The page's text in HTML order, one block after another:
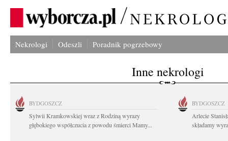
Nekrologi Odeszli Poradnik pogrzebowy
Inne nekrologi
BYDGOSZCZ
Sylwii Kramkowskiej wraz z Rodziną wyrazy
głębokiego współczucia z powodu śmierci Mamy...
BYDGOSZCZ
Arlecie
składamy